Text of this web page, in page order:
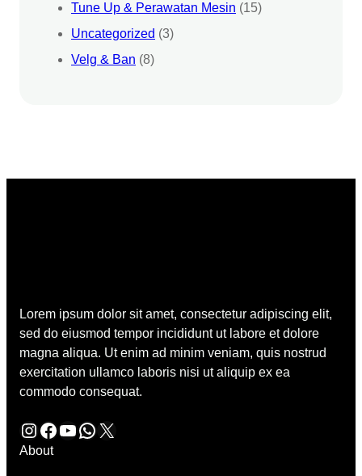
Tune Up & Perawatan Mesin (15)
Uncategorized (3)
Velg & Ban (8)
Lorem ipsum dolor sit amet, consectetur adipiscing elit,
sed do eiusmod tempor incididunt ut labore et dolore
magna aliqua. Ut enim ad minim veniam, quis nostrud
exercitation ullamco laboris nisi ut aliquip ex ea
commodo consequat.
Instagram Facebook YouTube WhatsApp X
About